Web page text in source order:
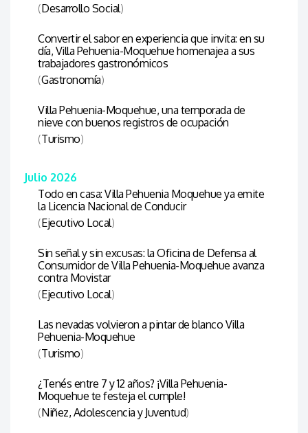
(Desarrollo Social)
Convertir el sabor en experiencia que invita: en su
día, Villa Pehuenia-Moquehue homenajea a sus
trabajadores gastronómicos
(Gastronomía)
Villa Pehuenia-Moquehue, una temporada de
nieve con buenos registros de ocupación
(Turismo)
Julio 2026
Todo en casa: Villa Pehuenia Moquehue ya emite
la Licencia Nacional de Conducir
(Ejecutivo Local)
Sin señal y sin excusas: la Oficina de Defensa al
Consumidor de Villa Pehuenia-Moquehue avanza
contra Movistar
(Ejecutivo Local)
Las nevadas volvieron a pintar de blanco Villa
Pehuenia-Moquehue
(Turismo)
¿Tenés entre 7 y 12 años? ¡Villa Pehuenia-
Moquehue te festeja el cumple!
(Niñez, Adolescencia y Juventud)